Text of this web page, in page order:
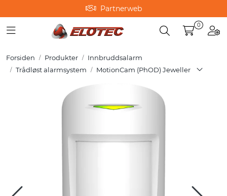
Partnerweb
Toggle navigation Toggle search
0
Forsiden Produkter
Innbruddsalarm
Trådløst alarmsystem
MotionCam (PhOD) Jeweller
Løsninger